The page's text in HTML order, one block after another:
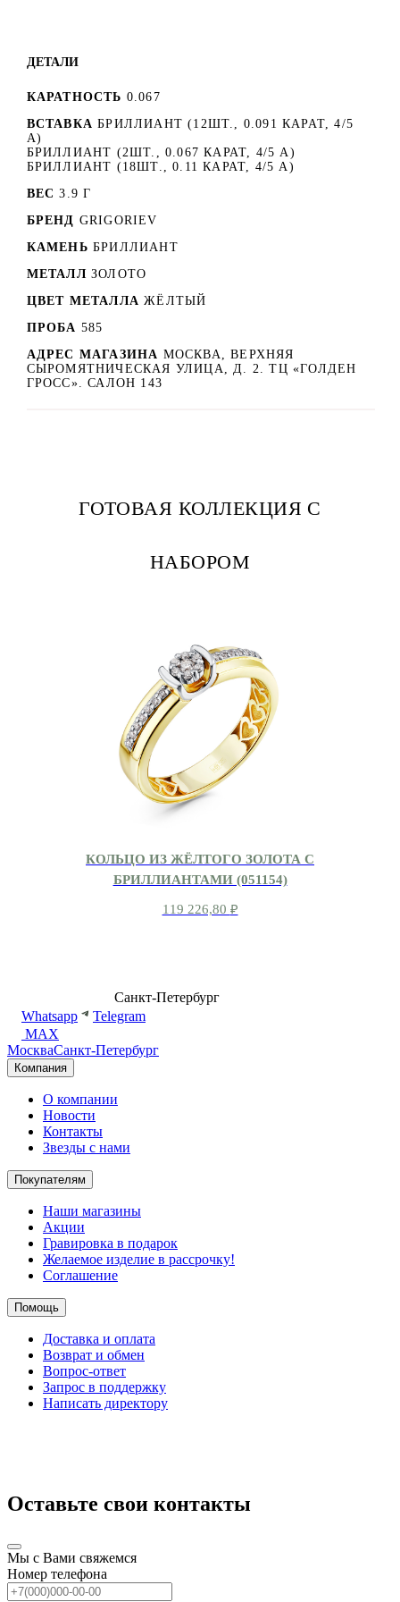
ДЕТАЛИ
КАРАТНОСТЬ 0.067
ВСТАВКА БРИЛЛИАНТ (12ШТ., 0.091 КАРАТ, 4/5
А)
БРИЛЛИАНТ (2ШТ., 0.067 КАРАТ, 4/5 А)
БРИЛЛИАНТ (18ШТ., 0.11 КАРАТ, 4/5 А)
ВЕС 3.9 Г
БРЕНД GRIGORIEV
КАМЕНЬ БРИЛЛИАНТ
МЕТАЛЛ ЗОЛОТО
ЦВЕТ МЕТАЛЛА ЖЁЛТЫЙ
ПРОБА 585
АДРЕС МАГАЗИНА МОСКВА, ВЕРХНЯЯ
СЫРОМЯТНИЧЕСКАЯ УЛИЦА, Д. 2. ТЦ «ГОЛДЕН
ГРОСС». САЛОН 143
ГОТОВАЯ КОЛЛЕКЦИЯ С
НАБОРОМ
КОЛЬЦО ИЗ ЖЁЛТОГО ЗОЛОТА С
БРИЛЛИАНТАМИ (051154)
119 226,80 ₽
Санкт-Петербург
Whatsapp
Telegram
MAX
МоскваСанкт-Петербург
Компания
О компании
Новости
Контакты
Звезды с нами
Покупателям
Наши магазины
Акции
Гравировка в подарок
Желаемое изделие в рассрочку!
Соглашение
Помощь
Доставка и оплата
Возврат и обмен
Вопрос-ответ
Запрос в поддержку
Написать директору
Оставьте свои контакты
Мы с Вами свяжемся
Номер телефона